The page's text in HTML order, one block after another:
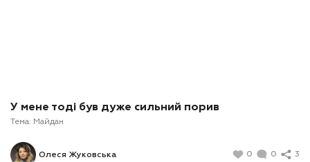
У мене тоді був дуже сильний порив
Тема: Майдан
Олеся Жуковська 0 0 3